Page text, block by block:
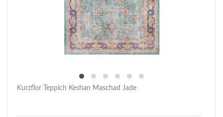
Kurzflor Teppich Keshan Maschad Jade